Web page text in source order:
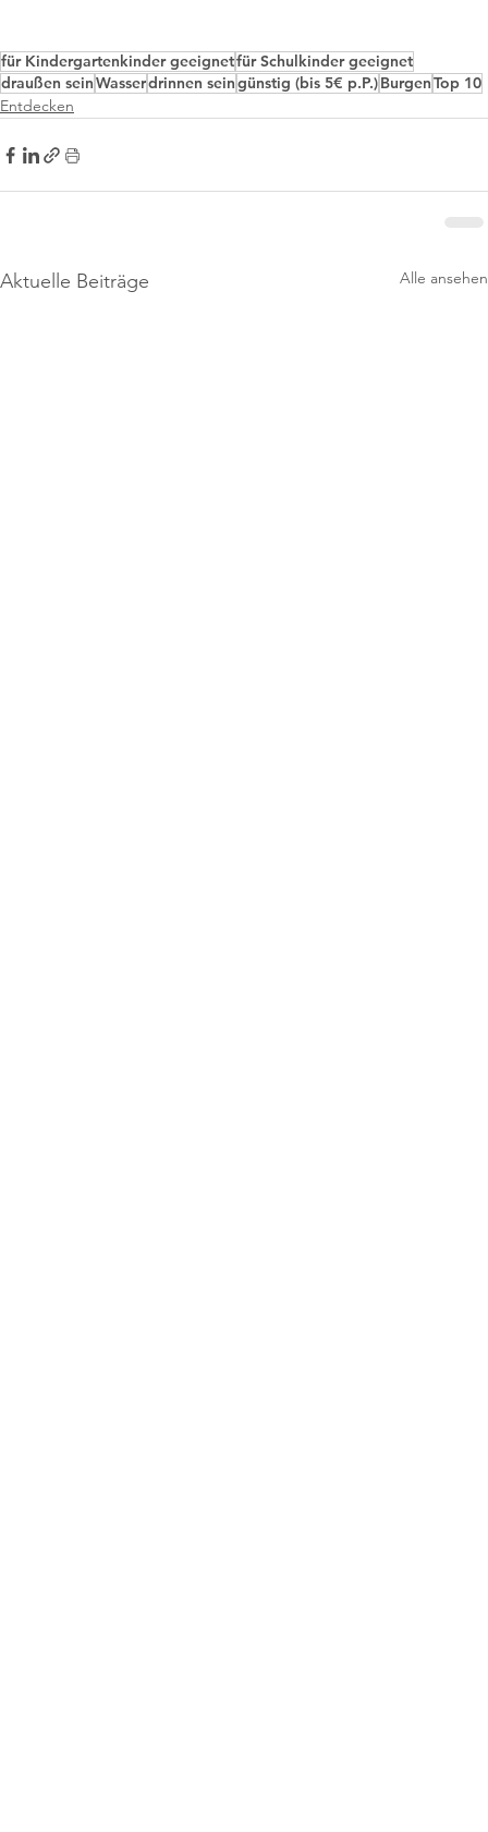
für Kindergartenkinder geeignetfür Schulkinder geeignet
draußen seinWasserdrinnen seingünstig (bis 5€ p.P.)BurgenTop 10
Entdecken
Aktuelle Beiträge Alle ansehen